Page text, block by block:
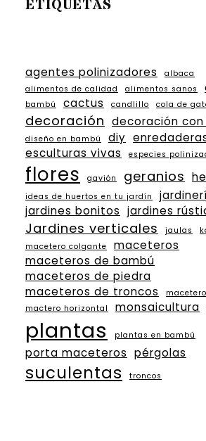
ETIQUETAS
agentes polinizadores
albaca
alimentos de calidad
alimentos sanos
bambú cactus candlillo cola de
decoración decoración
diseño en bambú diy
esculturas vivas
especies
flores gavión geranios
ideas de huertos en tu jardín
jardines bonitos jardines
Jardines verticales jaulas
macetero colgante
maceteros
maceteros de bambú
maceteros de piedra
maceteros de troncos
mactero horizontal
monsaicultura
plantas plantas en bambú
porta maceteros pérgolas
suculentas troncos